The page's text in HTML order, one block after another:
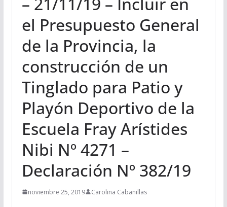
el Presupuesto General
de la Provincia, la
construcción de un
Tinglado para Patio y
Playón Deportivo de la
Escuela Fray Arístides
Nibi Nº 4271 –
Declaración Nº 382/19
noviembre 25, 2019 Carolina Cabanillas